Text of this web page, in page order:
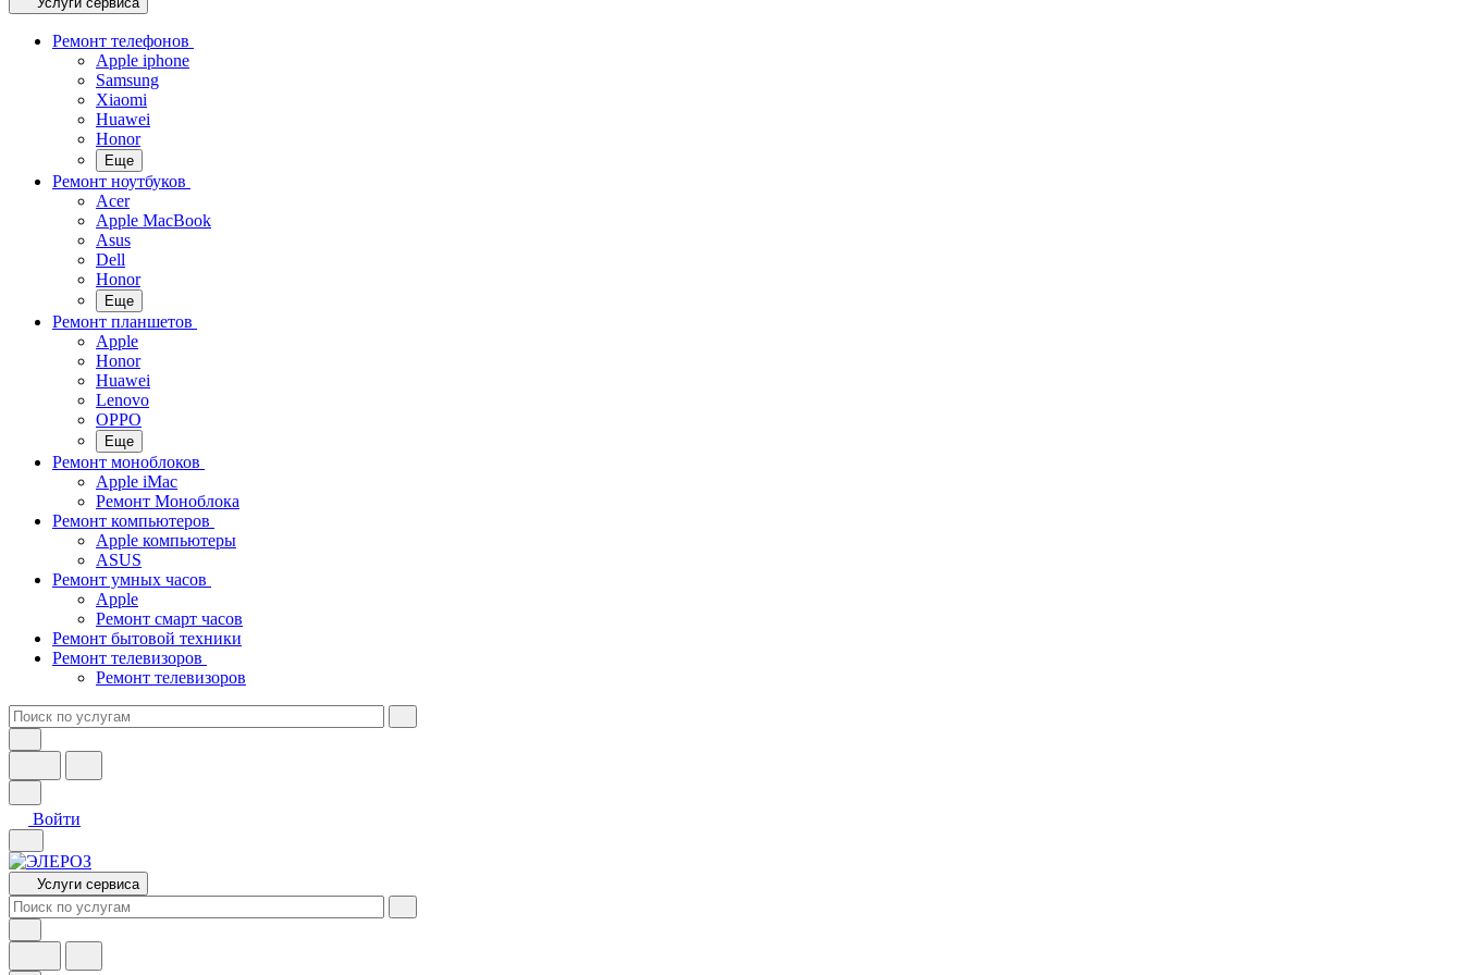
Ремонт телефонов
Apple iphone
Samsung
Xiaomi
Huawei
Honor
Еще
Ремонт ноутбуков
Acer
Apple MacBook
Asus
Dell
Honor
Еще
Ремонт планшетов
Apple
Honor
Huawei
Lenovo
OPPO
Еще
Ремонт моноблоков
Apple iMac
Ремонт Моноблока
Ремонт компьютеров
Apple компьютеры
ASUS
Ремонт умных часов
Apple
Ремонт смарт часов
Ремонт бытовой техники
Ремонт телевизоров
Ремонт телевизоров
Войти
Услуги сервиса